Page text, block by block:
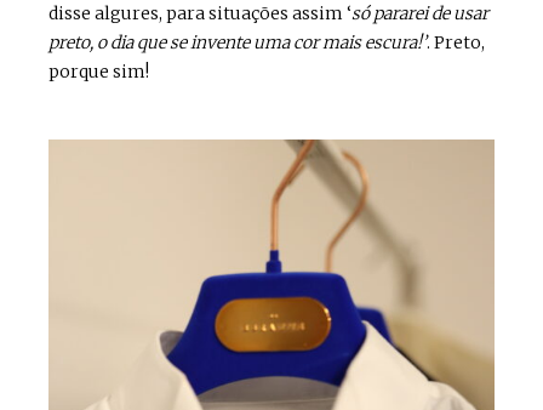
disse algures, para situações assim ‘só pararei de usar
preto, o dia que se invente uma cor mais escura!’. Preto,
porque sim!